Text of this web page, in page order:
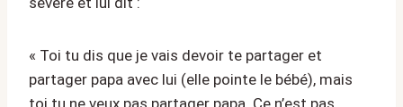
« Toi tu dis que je vais devoir te partager et
partager papa avec lui (elle pointe le bébé), mais
toi tu ne veux pas partager papa. Ce n’est pas